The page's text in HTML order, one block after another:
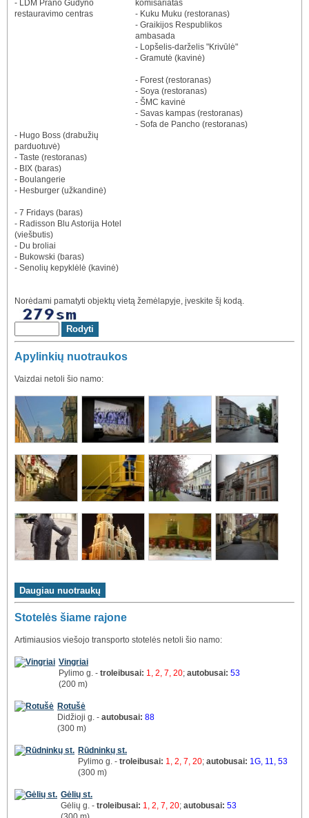
- LDM Prano Gudyno
restauravimo centras
komisariatas
- Kuku Muku (restoranas)
- Graikijos Respublikos
ambasada
- Lopšelis-darželis "Krivūlė"
- Gramutė (kavinė)
- Forest (restoranas)
- Soya (restoranas)
- ŠMC kavinė
- Savas kampas (restoranas)
- Sofa de Pancho (restoranas)
- Hugo Boss (drabužių
parduotuvė)
- Taste (restoranas)
- BIX (baras)
- Boulangerie
- Hesburger (užkandinė)
- 7 Fridays (baras)
- Radisson Blu Astorija Hotel
(viešbutis)
- Du broliai
- Bukowski (baras)
- Senolių kepyklėlė (kavinė)
Norėdami pamatyti objektų vietą žemėlapyje, įveskite šį kodą.
Apylinkių nuotraukos
Vaizdai netoli šio namo:
Stotelės šiame rajone
Artimiausios viešojo transporto stotelės netoli šio namo:
Vingriai
Pylimo g. - troleibusai: 1, 2, 7, 20; autobusai: 53
(200 m)
Rotušė
Didžioji g. - autobusai: 88
(300 m)
Rūdninkų st.
Pylimo g. - troleibusai: 1, 2, 7, 20; autobusai: 1G, 11, 53
(300 m)
Gėlių st.
Gėlių g. - troleibusai: 1, 2, 7, 20; autobusai: 53